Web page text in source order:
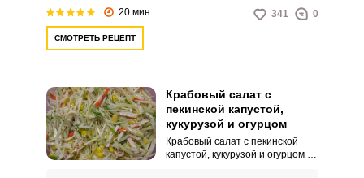
обычно подается холодным и
может выступать как
20 мин 341 0
СМОТРЕТЬ РЕЦЕПТ
Крабовый салат с
пекинской капустой,
кукурузой и огурцом
Крабовый салат с пекинской
капустой, кукурузой и огурцом –